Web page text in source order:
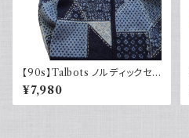
【90s】Talbots ノルディックセ
ーター ジップアップ メリノウー
ル 90年代 デザイン古着 ニット
¥7,980